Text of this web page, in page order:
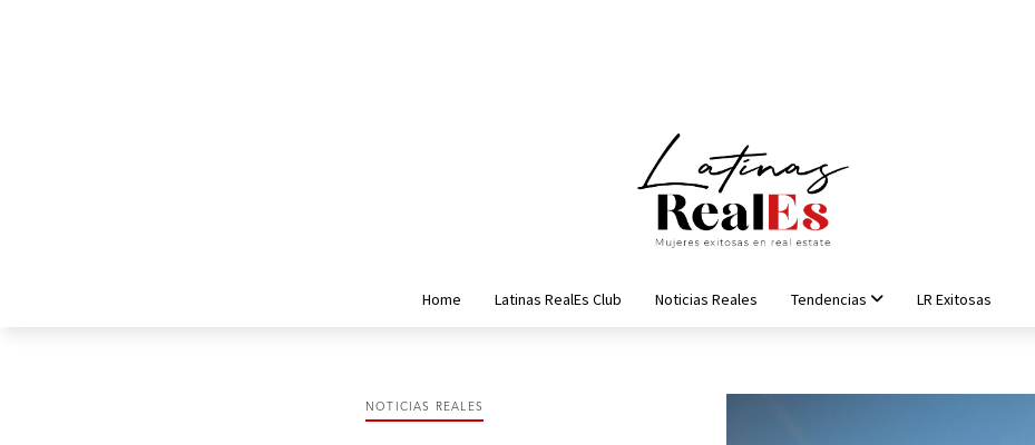
Home Latinas RealEs Club Noticias Reales Tendencias LR Exitosas
NOTICIAS REALES